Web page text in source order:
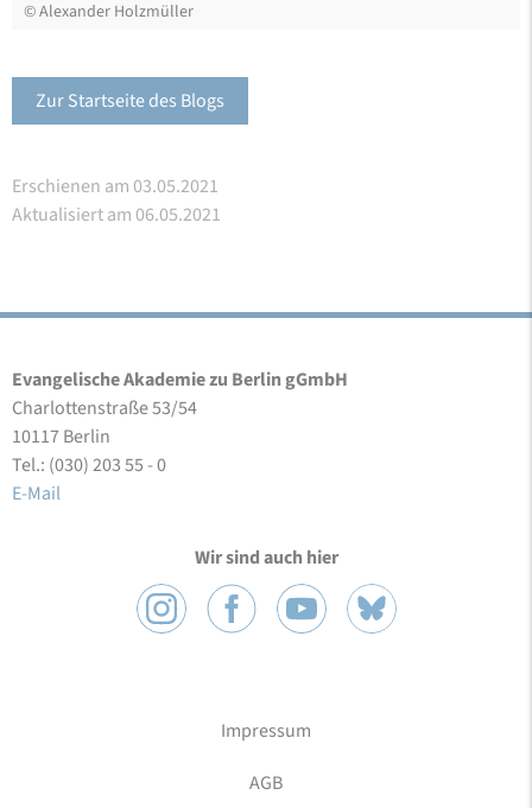
©Alexander Holzmüller
Zur Startseite des Blogs
Erschienen am 03.05.2021
Aktualisiert am 06.05.2021
Evangelische Akademie zu Berlin gGmbH
Charlottenstraße 53/54
10117 Berlin
Tel.: (030) 203 55 - 0
E-Mail
Wir sind auch hier
Impressum
AGB